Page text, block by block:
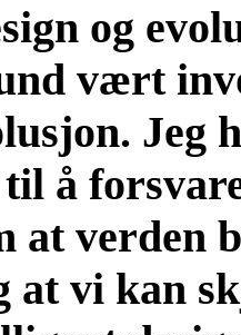
og
vært
å
at verden
at vi kan